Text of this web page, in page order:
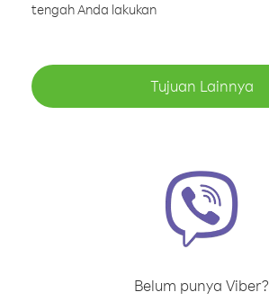
tengah Anda lakukan
Tujuan Lainnya
Belum punya Viber?